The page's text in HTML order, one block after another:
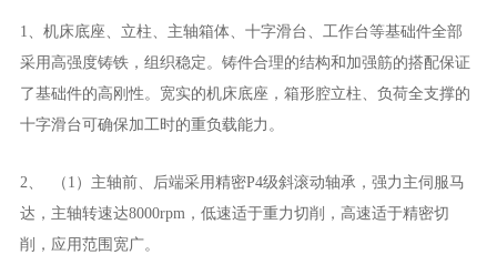
1、机床底座、立柱、主轴箱体、十字滑台、工作台等基础件全部
采用高强度铸铁，组织稳定。铸件合理的结构和加强筋的搭配保证
了基础件的高刚性。宽实的机床底座，箱形腔立柱、负荷全支撑的
十字滑台可确保加工时的重负载能力。
2、 （1）主轴前、后端采用精密P4级斜滚动轴承，强力主伺服马
达，主轴转速达8000rpm，低速适于重力切削，高速适于精密切
削，应用范围宽广。